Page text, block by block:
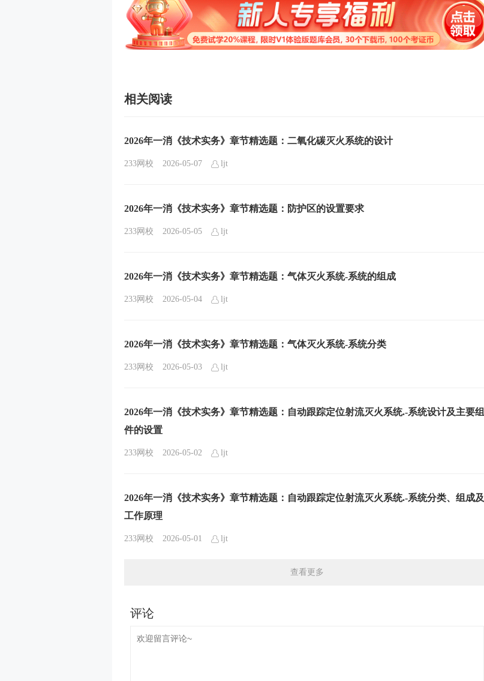
相关阅读
2026年一消《技术实务》章节精选题：二氧化碳灭火系统的设计
233网校 2026-05-07 ljt
2026年一消《技术实务》章节精选题：防护区的设置要求
233网校 2026-05-05 ljt
2026年一消《技术实务》章节精选题：气体灭火系统-系统的组成
233网校 2026-05-04 ljt
2026年一消《技术实务》章节精选题：气体灭火系统-系统分类
233网校 2026-05-03 ljt
2026年一消《技术实务》章节精选题：自动跟踪定位射流灭火系统.-系统设计及主要组
件的设置
233网校 2026-05-02 ljt
2026年一消《技术实务》章节精选题：自动跟踪定位射流灭火系统.-系统分类、组成及
工作原理
233网校 2026-05-01 ljt
查看更多